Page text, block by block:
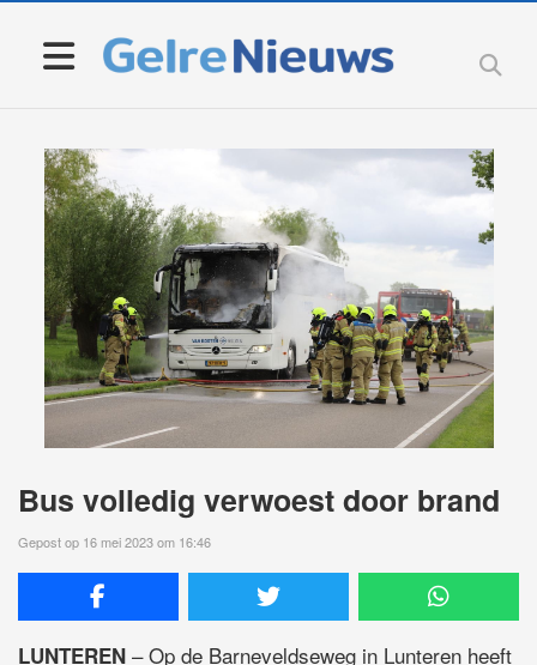
Bus volledig verwoest door brand
Gepost op 16 mei 2023 om 16:46
LUNTEREN – Op de Barneveldseweg in Lunteren heeft